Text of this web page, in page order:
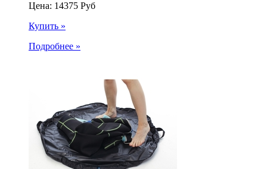
Цена: 14375 Руб
Купить »
Подробнее »